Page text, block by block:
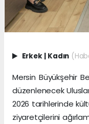
Erkek | Kadın
Mersin Büyükşehir
düzenlenecek
2026 tarihlerinde
ziyaretçilerini